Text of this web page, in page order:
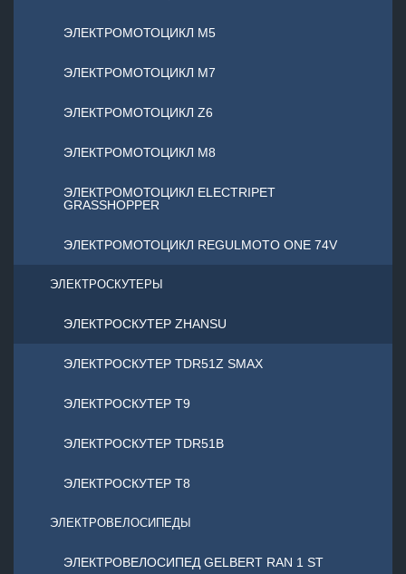
ЭЛЕКТРОМОТОЦИКЛ М5
ЭЛЕКТРОМОТОЦИКЛ М7
ЭЛЕКТРОМОТОЦИКЛ Z6
ЭЛЕКТРОМОТОЦИКЛ М8
ЭЛЕКТРОМОТОЦИКЛ ELECTRIPET
GRASSHOPPER
ЭЛЕКТРОМОТОЦИКЛ REGULMOTO ONE 74V
ЭЛЕКТРОСКУТЕРЫ
ЭЛЕКТРОСКУТЕР ZHANSU
ЭЛЕКТРОСКУТЕР TDR51Z SMAX
ЭЛЕКТРОСКУТЕР T9
ЭЛЕКТРОСКУТЕР TDR51B
ЭЛЕКТРОСКУТЕР T8
ЭЛЕКТРОВЕЛОСИПЕДЫ
ЭЛЕКТРОВЕЛОСИПЕД GELBERT RAN 1 ST